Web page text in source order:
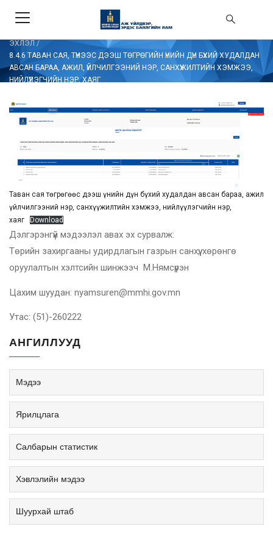
ЭХЛЭЛ /
8.4.6 ТАВАН САЯ, ТҮҮНЭЭС ДЭЭШ ТӨГРӨГИЙН ҮНИЙН ДҮН БҮХИЙ ХУДАЛДАН
АВСАН БАРАА, АЖИЛ, ҮЙЛЧИЛГЭЭНИЙ НЭР, САНХҮҮЖИЛТИЙН ХЭМЖЭЭ,
НИЙЛҮҮЛЭГЧИЙН НЭР, ХАЯГ
Таван сая төгрөгөөс дээш үнийн дүн бүхий худалдан авсан бараа, ажил
үйлчилгээний нэр, санхүүжилтийн хэмжээ, нийлүүлэгчийн нэр,
хаяг
Download
Дэлгэрэнгүй мэдээлэл авах эх сурвалж:
Төрийн захиргааны удирдлагын газрын санхүү, хөрөнгө
оруулалтын хэлтсийн шинжээч М.Нямсүрэн
Цахим шуудан: nyamsuren@mmhi.gov.mn
Утас: (51)-260222
АНГИЛЛУУД
Мэдээ
Ярилцлага
Салбарын статистик
Хэвлэлийн мэдээ
Шуурхай штаб